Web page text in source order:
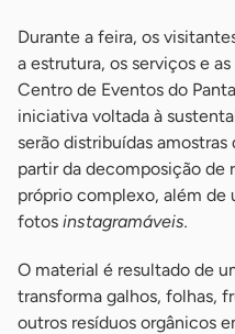
Durante a feira, os
a estrutura, os serviços e
Centro de Eventos do
iniciativa voltada à
serão distribuídas
partir da decomposição de
próprio complexo, além de
fotos instagramáveis.
O material é resultado de
transforma galhos, folhas,
outros resíduos orgânicos